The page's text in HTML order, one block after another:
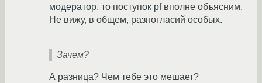
модератор, то поступок pf вполне объясним.
Не вижу, в общем, разногласий особых.
Зачем?
А разница? Чем тебе это мешает?